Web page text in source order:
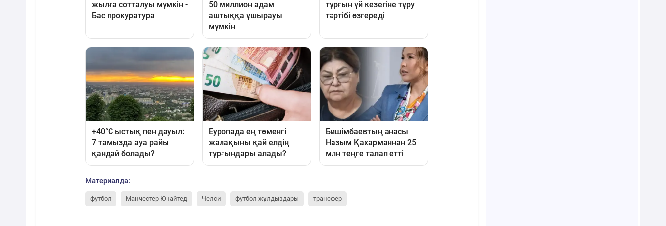
Материалда:
футбол Манчестер Юнайтед Челси футбол жұлдыздары трансфер